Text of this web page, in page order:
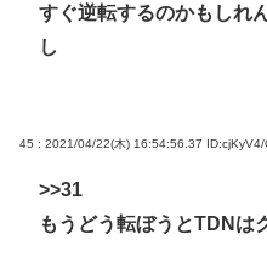
すぐ逆転するのかもしれ
し
45 : 2021/04/22(木) 16:54:56.37 ID:cjKyV4/
>>31
もうどう転ぼうとTDNは